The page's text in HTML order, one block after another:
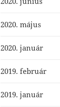
2020. május
2020. január
2019. február
2019. január